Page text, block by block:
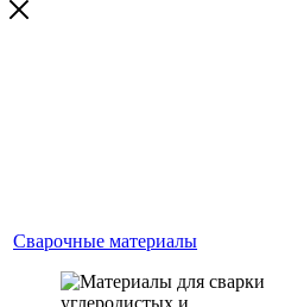
Сварочные материалы